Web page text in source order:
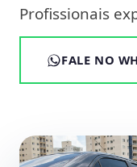
Profissionais
FALE NO